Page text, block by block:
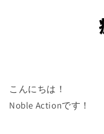
こんにちは！
Noble Actionです！